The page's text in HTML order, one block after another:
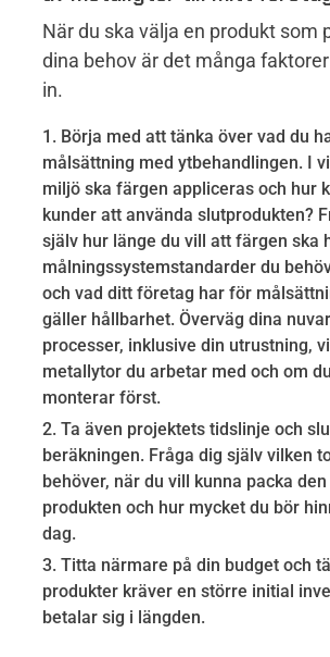
När du ska välja en produkt som
dina behov är det många
in.
Börja med att tänka över vad du
målsättning med ytbehandlingen. I
miljö ska färgen appliceras och hur
kunder att använda slutprodukten?
själv hur länge du vill att färgen ska
målningssystemstandarder du
och vad ditt företag har för
gäller hållbarhet. Överväg dina
processer, inklusive din utrustning,
metallytor du arbetar med och om
monterar först.
Ta även projektets tidslinje och
beräkningen. Fråga dig själv vilken
behöver, när du vill kunna packa
produkten och hur mycket du bör
dag.
Titta närmare på din budget och
produkter kräver en större initial
betalar sig i längden.